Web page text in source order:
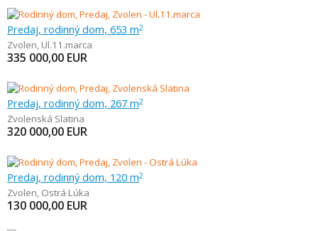
Predaj, rodinný dom, 653 m2
Zvolen, Ul.11.marca
335 000,00 EUR
Predaj, rodinný dom, 267 m2
Zvolenská Slatina
320 000,00 EUR
Predaj, rodinný dom, 120 m2
Zvolen, Ostrá Lúka
130 000,00 EUR